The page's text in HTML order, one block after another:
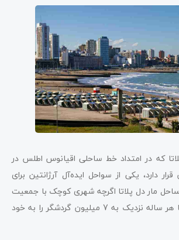
که در امتداد خط ساحلی اقیانوس اطلس در
دارد، یکی از سواحل ایده‌آل آرژانتین برای
مار دل پلاتا اگرچه شهری کوچک با جمعیت
700000 نفر است، اما هر ساله نزدیک به 7 میلیون گردشگر را به خود